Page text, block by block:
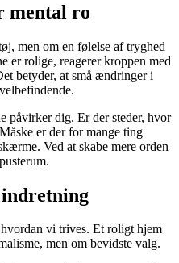
mental ro
men om en følelse af tryghed
er rolige, reagerer kroppen med
betyder, at små ændringer i
påvirker dig. Er der steder, hvor
er der for mange ting
Ved at skabe mere orden
indretning
vi trives. Et roligt hjem
men om bevidste valg.